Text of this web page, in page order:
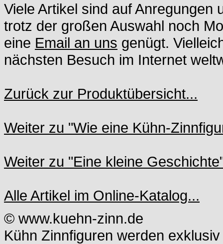
Viele Artikel sind auf Anregungen
trotz der großen Auswahl noch
eine Email an uns genügt.
nächsten Besuch im Internet
Zurück zur Produktübersicht...
Weiter zu "Wie eine Kühn-
Weiter zu "Eine kleine
Alle Artikel im Online-Katalog...
© www.kuehn-zinn.de
Kühn Zinnfiguren werden